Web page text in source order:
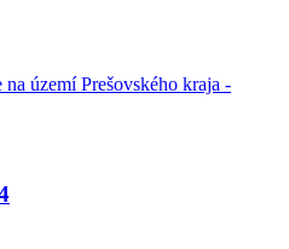
území Prešovského kraja -